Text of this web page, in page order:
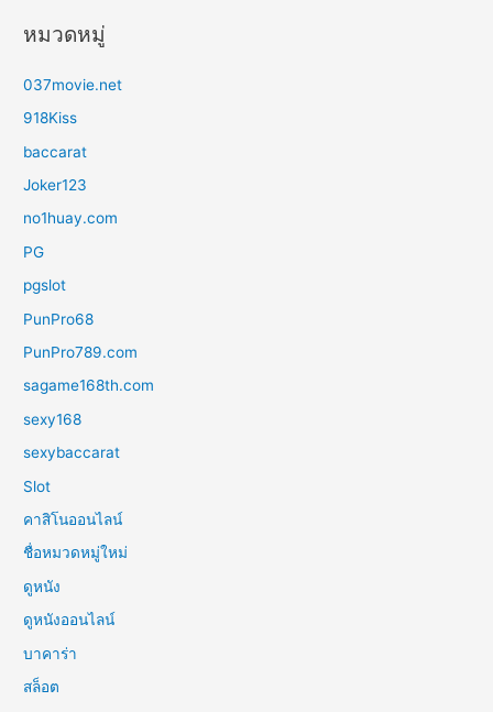
ห
รั
บ
หมวดหมู่
037movie.net
918Kiss
baccarat
Joker123
no1huay.com
PG
pgslot
PunPro68
PunPro789.com
sagame168th.com
sexy168
sexybaccarat
Slot
คาสิโนออนไลน์
ชื่อหมวดหมู่ใหม่
ดูหนัง
ดูหนังออนไลน์
บาคาร่า
สล็อต